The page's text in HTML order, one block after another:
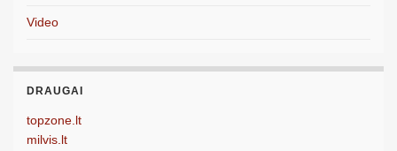
Video
DRAUGAI
topzone.lt
milvis.lt